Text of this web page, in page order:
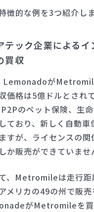
徴的な例を3つ紹介しま
ック企業によるイ
買収
Lemonadoが
価格は5億ドルとされて
のペット保険、生
ており、新しく自動車
すが、ライセンスの関
か販売ができていませ
、Metromileは走行距
メリカの49の州で販
がMetromileを買